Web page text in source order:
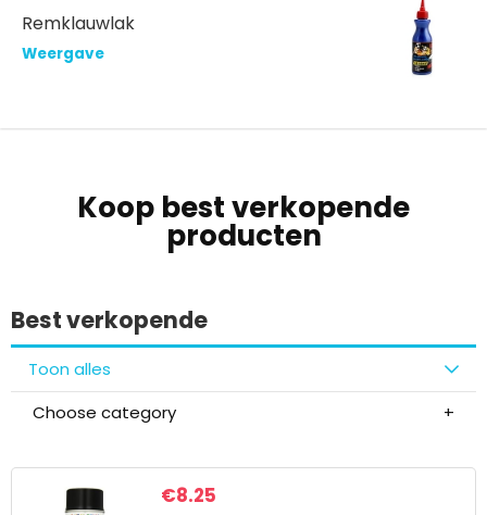
Remklauwlak
Weergave
Koop best verkopende
producten
Best verkopende
Toon alles
Choose category
€8.25